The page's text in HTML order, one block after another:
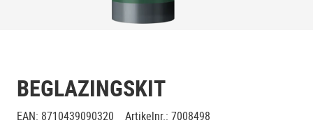
BEGLAZINGSKIT
EAN: 8710439090320 Artikelnr.: 7008498